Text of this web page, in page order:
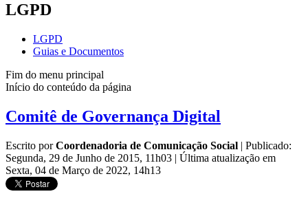
LGPD
LGPD
Guias e Documentos
Fim do menu principal
Início do conteúdo da página
Comitê de Governança Digital
Escrito porCoordenadoria de Comunicação Social | Publicado:
Segunda, 29 de Junho de 2015, 11h03 | Última atualização em
Sexta, 04 de Março de 2022, 14h13